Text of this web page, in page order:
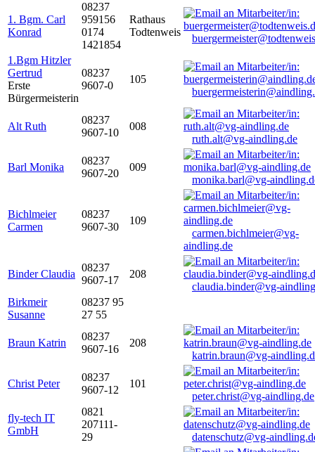
1. Bgm. Carl
Konrad
08237
959156
0174
1421854
Rathaus
Todtenweis
1.Bgm Hitzler
Gertrud
Erste
Bürgermeisterin
08237
9607-0
105
Alt Ruth
08237
9607-10
008
ruth.alt@vg-aindling.de
Barl Monika
08237
9607-20
009
monika.barl@vg-
Bichlmeier
Carmen
08237
9607-30
109
carmen.bichlmeier@vg-
aindling.de
Binder Claudia
08237
9607-17
208
claudia.binder@vg-
Birkmeir
Susanne
08237 95
27 55
Braun Katrin
08237
9607-16
208
katrin.braun@vg-
Christ Peter
08237
9607-12
101
peter.christ@vg-aindling.de
fly-tech IT
GmbH
0821
207111-
29
datenschutz@vg-